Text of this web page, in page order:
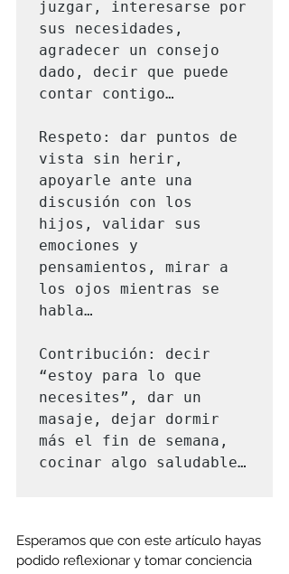
juzgar, interesarse por
sus necesidades,
agradecer un consejo
dado, decir que puede
contar contigo…
Respeto: dar puntos de
vista sin herir,
apoyarle ante una
discusión con los
hijos, validar sus
emociones y
pensamientos, mirar a
los ojos mientras se
habla…
Contribución: decir
“estoy para lo que
necesites”, dar un
masaje, dejar dormir
más el fin de semana,
cocinar algo saludable…
Esperamos que con este artículo hayas
podido reflexionar y tomar conciencia